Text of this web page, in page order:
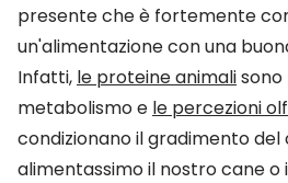
presente che è fortemente
un'alimentazione con una
Infatti, le proteine animalisono
metabolismo e le percezioni
condizionano il gradimento del
alimentassimo il nostro cane